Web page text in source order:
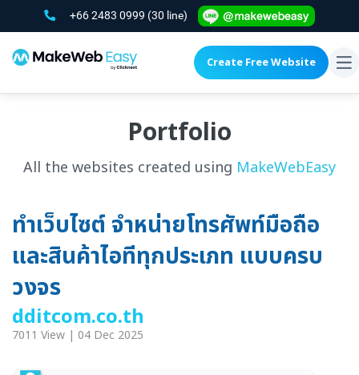
+66 2483 0999 (30 line)
Create Free Website
Portfolio
All the websites created using MakeWebEasy
ทำเว็บไซต์ จำหน่ายโทรศัพท์มือถือ
และสินค้าไอทีทุกประเภท แบบครบ
วงจร
dditcom.co.th
7011 View | 04 Dec 2025